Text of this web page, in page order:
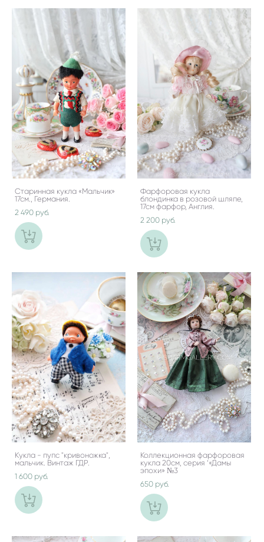
Старинная кукла «Мальчик»
17см., Германия.
2 490 pуб.
Фарфоровая кукла
блондинка в розовой шляпе,
17см фарфор, Англия.
2 200 pуб.
Кукла - пупс "кривоножка",
мальчик. Винтаж ГДР.
1 600 pуб.
Коллекционная фарфоровая
кукла 20см, серия ‘«Дамы
эпохи» №3
650 pуб.